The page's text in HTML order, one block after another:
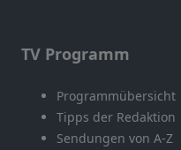
TV Programm
Programmübersicht
Tipps der Redaktion
Sendungen von A-Z